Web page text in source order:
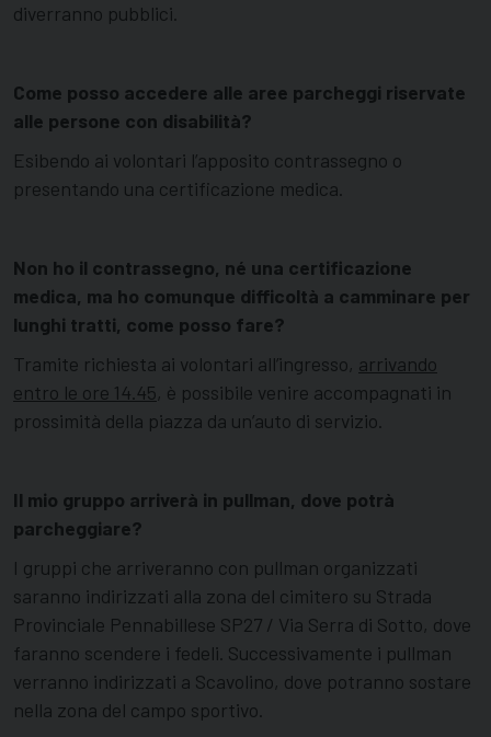
diverranno pubblici.
Come posso accedere alle aree parcheggi riservate
alle persone con disabilità?
Esibendo ai volontari l’apposito contrassegno o
presentando una certificazione medica.
Non ho il contrassegno, né una certificazione
medica, ma ho comunque difficoltà a camminare per
lunghi tratti, come posso fare?
Tramite richiesta ai volontari all’ingresso, arrivando
entro le ore 14.45, è possibile venire accompagnati in
prossimità della piazza da un’auto di servizio.
Il mio gruppo arriverà in pullman, dove potrà
parcheggiare?
I gruppi che arriveranno con pullman organizzati
saranno indirizzati alla zona del cimitero su Strada
Provinciale Pennabillese SP27 / Via Serra di Sotto, dove
faranno scendere i fedeli. Successivamente i pullman
verranno indirizzati a Scavolino, dove potranno sostare
nella zona del campo sportivo.